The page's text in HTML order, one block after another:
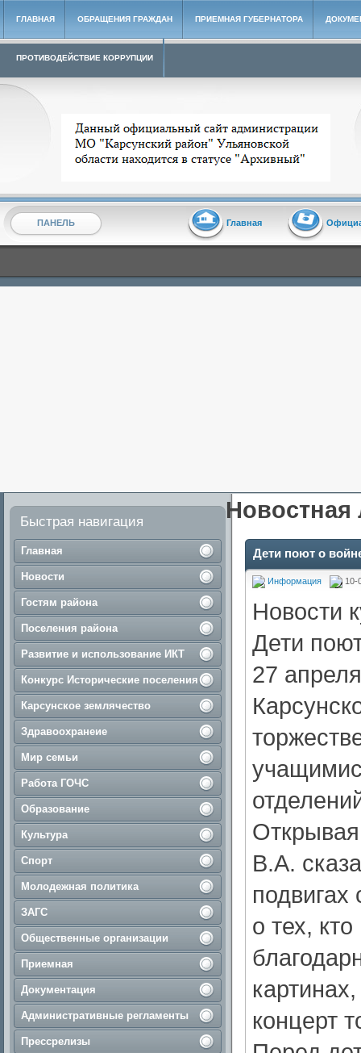
ГЛАВНАЯ ОБРАЩЕНИЯ ГРАЖДАН ПРИЕМНАЯ ГУБЕРНАТОРА
ПРОТИВОДЕЙСТВИЕ КОРРУПЦИИ
Архивный сайт администрации МО "Карсунский район"
ПАНЕЛЬ Главная
Быстрая навигация
Главная
Новости
Гостям района
Поселения района
Развитие и использование ИКТ
Конкурс Исторические поселения
Карсунское землячество
Здравоохранеие
Мир семьи
Работа ГОЧС
Образование
Культура
Спорт
Молодежная политика
ЗАГС
Общественные организации
Приемная
Документация
Административные регламенты
Прессрелизы
Новостная
Дети поют о
Информация 10-
Новости
Дети
27
В.А.
подвигах
о тех,
концерт